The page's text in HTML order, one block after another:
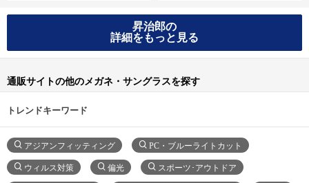
昇治郎の
詳細をもっと見る
通販サイトの他のメガネ・サングラスを探す
トレンドキーワード
アジアンフィッティング PC・ブルーライトカット
ウィルス対策 偏光 スポーツ･アウトドア